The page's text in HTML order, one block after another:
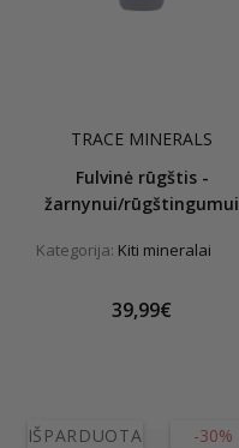
TRACE MINERALS
Fulvinė rūgštis -
žarnynui/rūgštingumui
Kategorija: Kiti mineralai
39,99€
-30%
IŠPARDUOTA